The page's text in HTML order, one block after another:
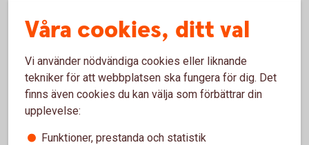
Vanliga frågor om att försäkra
Volkswagen
Trafik, hel och halv – vad är det för skillnad på
försäkringarna?
Våra cookies, ditt val
Vi använder nödvändiga cookies eller liknande
tekniker för att webbplatsen ska fungera för dig. Det
finns även cookies du kan välja som förbättrar din
upplevelse:
Funktioner, prestanda och statistik